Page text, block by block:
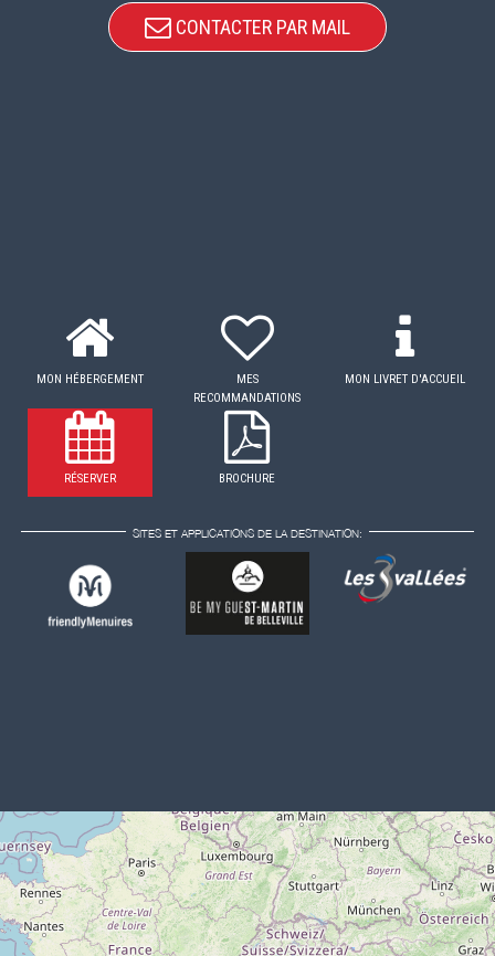
CONTACTER PAR MAIL
MON HÉBERGEMENT
MES
RECOMMANDATIONS
MON LIVRET D'ACCUEIL
RÉSERVER BROCHURE
SITES ET APPLICATIONS DE LA DESTINATION: